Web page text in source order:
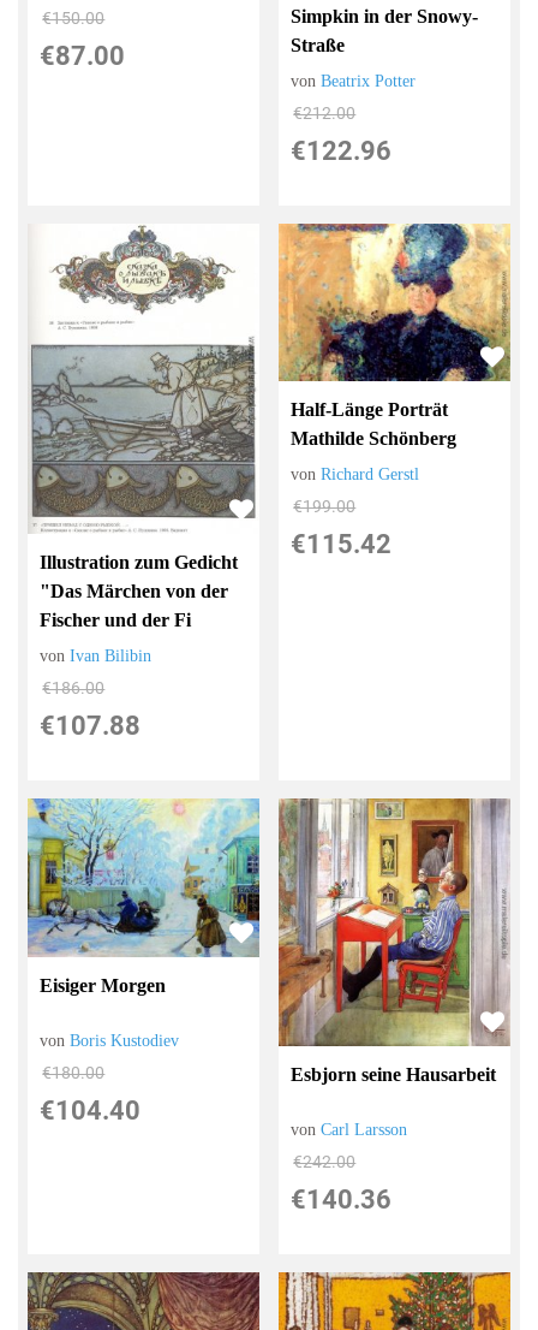
€150.00
€87.00
Simpkin in der Snowy-
Straße
vonBeatrix Potter
€212.00
€122.96
Illustration zum Gedicht
"Das Märchen von der
Fischer und der Fi
vonIvan Bilibin
€186.00
€107.88
Half-Länge Porträt
Mathilde Schönberg
vonRichard Gerstl
€199.00
€115.42
Eisiger Morgen
vonBoris Kustodiev
€180.00
€104.40
Esbjorn seine Hausarbeit
vonCarl Larsson
€242.00
€140.36